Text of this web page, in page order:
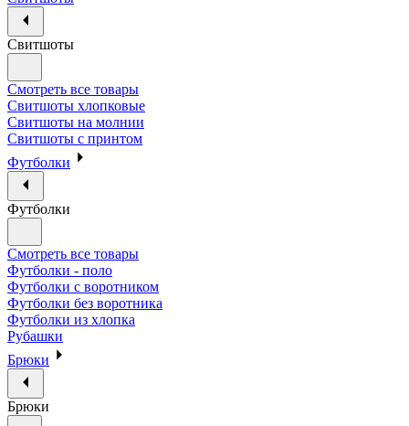
Свитшоты
Смотреть все товары
Свитшоты хлопковые
Свитшоты на молнии
Свитшоты с принтом
Футболки
Футболки
Смотреть все товары
Футболки - поло
Футболки с воротником
Футболки без воротника
Футболки из хлопка
Рубашки
Брюки
Брюки